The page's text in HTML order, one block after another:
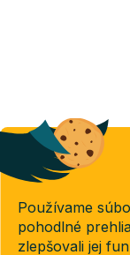
Používame
pohodlné
zlepšovali jej